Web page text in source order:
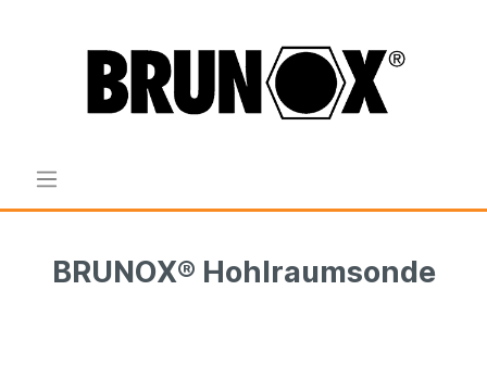
BRUNOX® Hohlraumsonde